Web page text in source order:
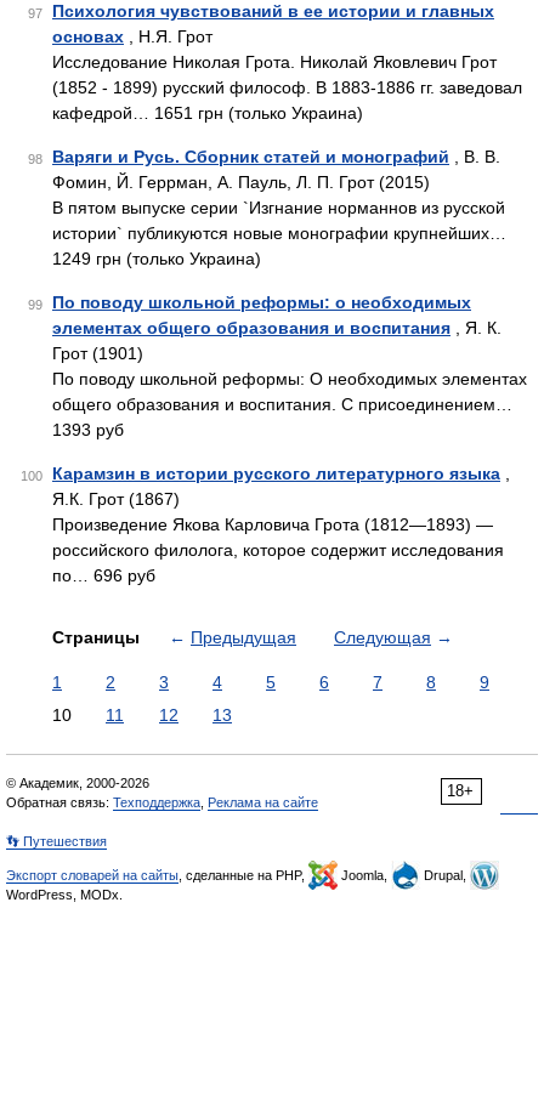
97
Психология чувствований в ее истории и главных
основах , Н.Я. Грот
Исследование Николая Грота. Николай Яковлевич Грот
(1852 - 1899) русский философ. В 1883-1886 гг. заведовал
кафедрой… 1651 грн (только Украина)
98 Варяги и Русь. Сборник статей и монографий , В. В.
Фомин, Й. Геррман, А. Пауль, Л. П. Грот (2015)
В пятом выпуске серии `Изгнание норманнов из русской
истории` публикуются новые монографии крупнейших…
1249 грн (только Украина)
99
По поводу школьной реформы: о необходимых
элементах общего образования и воспитания , Я. К.
Грот (1901)
По поводу школьной реформы: О необходимых элементах
общего образования и воспитания. С присоединением…
1393 руб
100 Карамзин в истории русского литературного языка
Я.К. Грот (1867)
Произведение Якова Карловича Грота (1812—1893) —
российского филолога, которое содержит исследования
по… 696 руб
Страницы ← Предыдущая Следующая →
1 2 3 4 5 6 7 8
9
10
11 12 13
18+
© Академик, 2000-2026
Обратная связь: Техподдержка Реклама на сайте
👣 Путешествия
Экспорт словарей на сайты , сделанные на PHP, Joomla,
Drupal,
WordPress, MODx.